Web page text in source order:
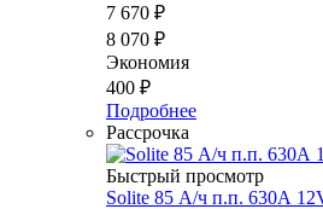
7 670 ₽
8 070 ₽
Экономия
400 ₽
Подробнее
Рассрочка
Быстрый просмотр
Solite 85 А/ч п.п. 630А